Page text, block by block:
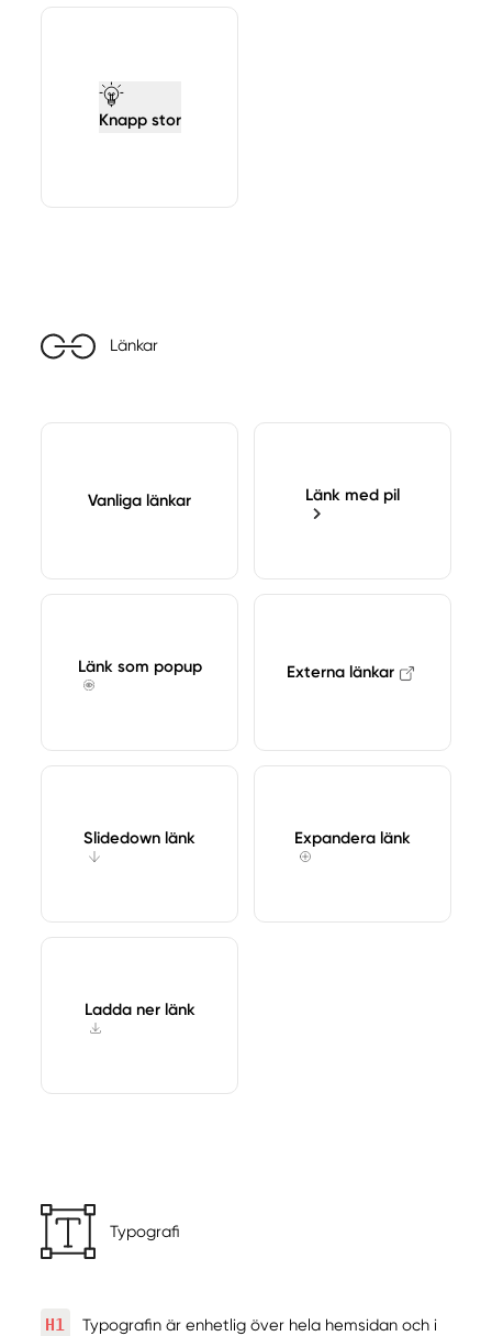
Knapp stor
Länkar
Vanliga länkar Länk med pil
Länk som popup Externa länkar
Slidedown länk Expandera länk
Ladda ner länk
Typografi
H1
Typografin är enhetlig över hela hemsidan och i